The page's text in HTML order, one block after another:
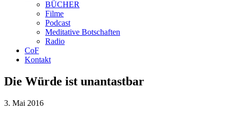
BÜCHER
Filme
Podcast
Meditative Botschaften
Radio
CoF
Kontakt
Die Würde ist unantastbar
3. Mai 2016